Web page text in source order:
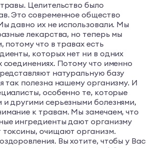
Целительство было
Это современное общество
давно их не использовали. Мы
лекарства, но теперь мы
потому что в травах есть
которых нет ни в одних
соединениях. Потому что именно
натуральную базу
так полезна нашему организму. И
особенно те, которые
другими серьезными болезнями,
к травам. Мы замечаем, что
ингредиенты дают организму
очищают организм.
Вы хотите, чтобы у Вас